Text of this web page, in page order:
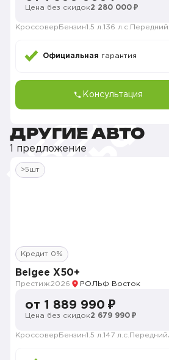
Цена без скидок2 280 000 ₽
Кроссовер Бензин1.5 л. 136 л.с. Передний
Официальная гарантия
Консультация
ДРУГИЕ АВТО
1 предложение
>5шт
Кредит 0%
Belgee X50+
Престиж2026 РОЛЬФ Восток
от 1 889 990 ₽
Цена без скидок2 679 990 ₽
Кроссовер Бензин1.5 л. 147 л.с. Передний